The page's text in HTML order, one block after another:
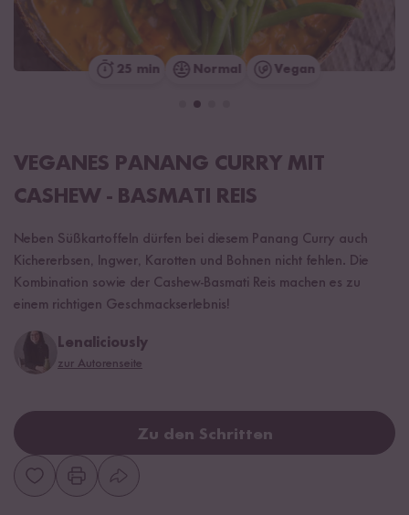
25 min Normal Vegan
VEGANES PANANG CURRY MIT
CASHEW - BASMATI REIS
Neben Süßkartoffeln dürfen bei diesem Panang Curry auch
Kichererbsen, Ingwer, Karotten und Bohnen nicht fehlen. Die
Kombination sowie der Cashew-Basmati Reis machen es zu
einem richtigen Geschmackserlebnis!
Lenaliciously
zur Autorenseite
Zu den Schritten